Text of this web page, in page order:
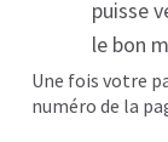
puisse
le bon
Une fois votre
numéro de la